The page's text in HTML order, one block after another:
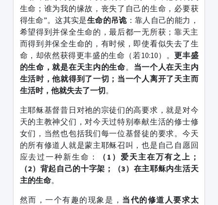
生命；谁为我的缘故，丧失了自己的生命，必要获
得生命”。这其实是生命的吊诡：靠人自己的能力，
希望得到并保全生命的，最后都一无所获；靠天主
而得到并保全生命的，有时候，即使看似失去了生
命，却依然获得更丰盛的生命（若10:10）。更丰盛
的生命，就是在天主内的生命。 当一个人在天主内
生活时，他就得到了一切；当一个人离开了天主而
生活时，他就失去了一切。
主耶稣基督昔日对祂的宗徒们的高要求，就是对今
天的主教神父们，对今天过特别奉献生活的修士修
女们，当然也包括我们每一位基督徒的要求。今天
的所有修道人就是蒙主耶稣召叫，也是自己自愿回
应去过一种新生命：
（ 1 ）爱天主在万有之上；
（2）背起自己的十字架；（3）在主耶稣内生活天
主的生命。
然而，一个有趣的现象是， 当代的修道人要求太